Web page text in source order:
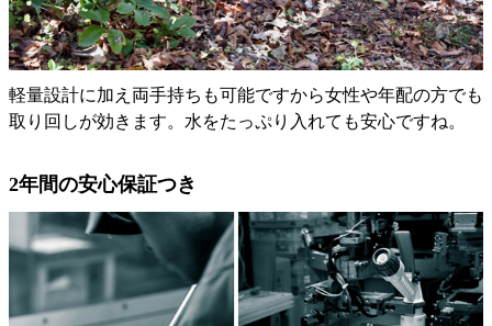
軽量設計に加え両手持ちも可能ですから女性や年配の方でも
取り回しが効きます。水をたっぷり入れても安心ですね。
2年間の安心保証つき